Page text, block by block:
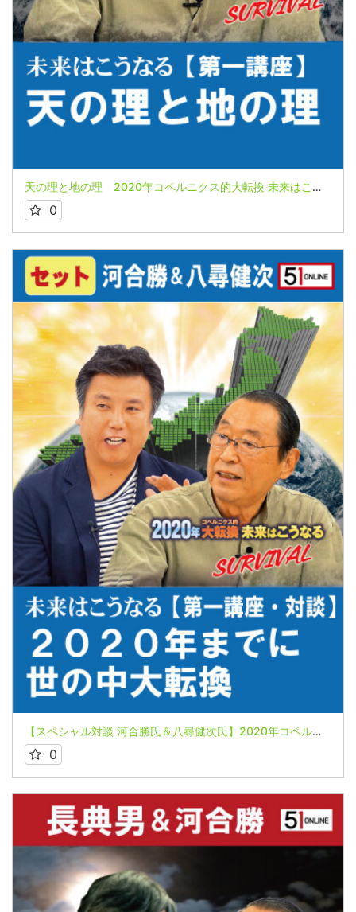
天の理と地の理 2020年コペルニクス的大転換 未来はこうなる第１講座 河合勝氏
0
【スペシャル対談 河合勝氏＆八尋健次氏】2020年コペルニクス的大転換 未来はこうなる第１講座
0